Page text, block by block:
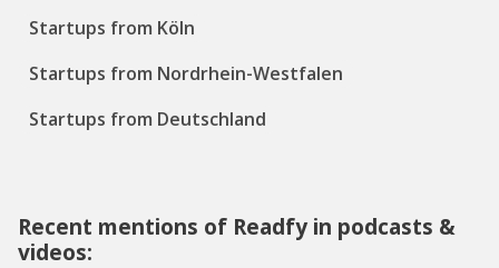
Startups from Köln
Startups from Nordrhein-Westfalen
Startups from Deutschland
Recent mentions of Readfy in podcasts &
videos: